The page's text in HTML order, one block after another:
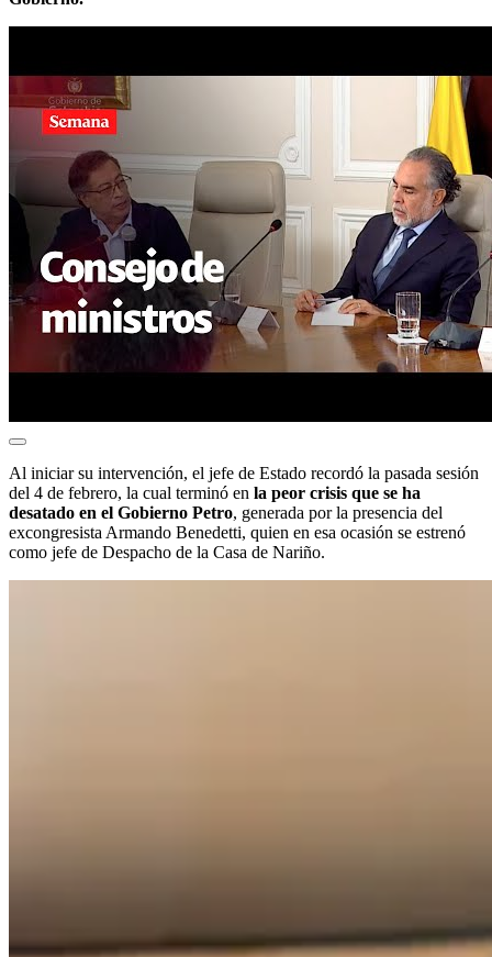
Al iniciar su intervención, el jefe de Estado recordó la pasada sesión
del 4 de febrero, la cual terminó en la peor crisis que se ha
desatado en el Gobierno Petro, generada por la presencia del
excongresista Armando Benedetti, quien en esa ocasión se estrenó
como jefe de Despacho de la Casa de Nariño.